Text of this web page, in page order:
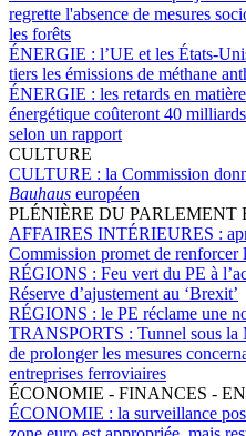
regrette l'absence de mesures
les forêts
ÉNERGIE : l’UE et les États-
tiers les émissions de méthane
ÉNERGIE : les retards en
énergétique coûteront 40
selon un rapport
CULTURE
CULTURE : la Commission
Bauhaus européen
PLÉNIÈRE DU PARLEMENT
AFFAIRES INTÉRIEURES :
Commission promet de
RÉGIONS : Feu vert du PE à
Réserve d’ajustement au ‘Brexit’
RÉGIONS : le PE réclame une
TRANSPORTS : Tunnel sous la
de prolonger les mesures
entreprises ferroviaires
ÉCONOMIE - FINANCES -
ÉCONOMIE : la surveillance